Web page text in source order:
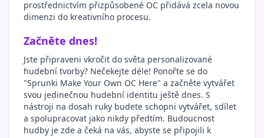
prostřednictvím přizpůsobené OC přidává zcela novou
dimenzi do kreativního procesu.
Začněte dnes!
Jste připraveni vkročit do světa personalizované
hudební tvorby? Nečekejte déle! Ponořte se do
"Sprunki Make Your Own OC Here" a začněte vytvářet
svou jedinečnou hudební identitu ještě dnes. S
nástroji na dosah ruky budete schopni vytvářet, sdílet
a spolupracovat jako nikdy předtím. Budoucnost
hudby je zde a čeká na vás, abyste se připojili k